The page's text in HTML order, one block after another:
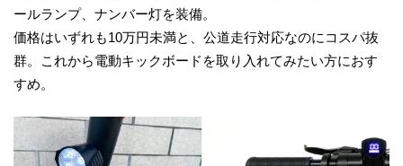
ールランプ、ナンバー灯を装備。
価格はいずれも10万円未満と、公道走行対応なのにコスパ抜
群。これから電動キックボードを取り入れてみたい方におす
すめ。